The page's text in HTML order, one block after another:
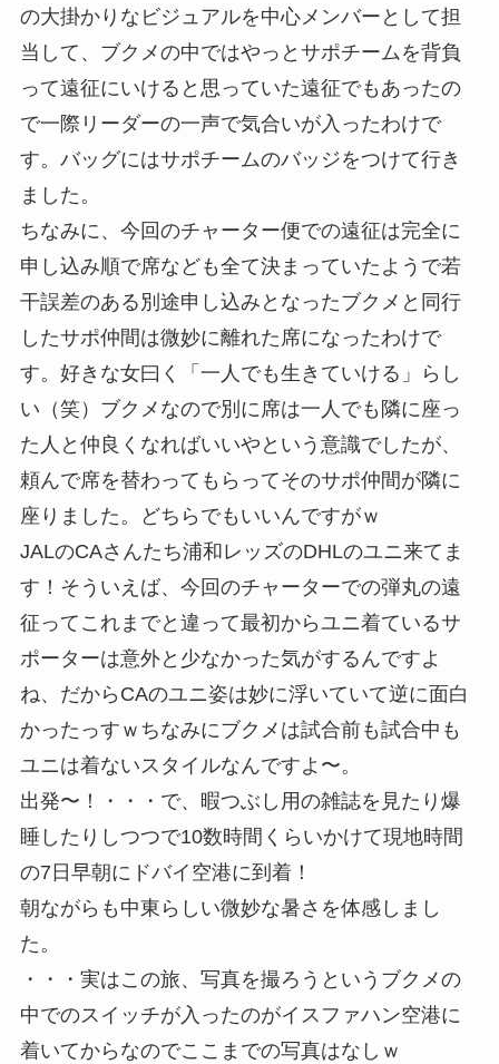
の大掛かりなビジュアルを中心メンバーとして担
当して、ブクメの中ではやっとサポチームを背負
って遠征にいけると思っていた遠征でもあったの
で一際リーダーの一声で気合いが入ったわけで
す。バッグにはサポチームのバッジをつけて行き
ました。
ちなみに、今回のチャーター便での遠征は完全に
申し込み順で席なども全て決まっていたようで若
干誤差のある別途申し込みとなったブクメと同行
したサポ仲間は微妙に離れた席になったわけで
す。好きな女曰く「一人でも生きていける」らし
い（笑）ブクメなので別に席は一人でも隣に座っ
た人と仲良くなればいいやという意識でしたが、
頼んで席を替わってもらってそのサポ仲間が隣に
座りました。どちらでもいいんですがｗ
JALのCAさんたち浦和レッズのDHLのユニ来てま
す！そういえば、今回のチャーターでの弾丸の遠
征ってこれまでと違って最初からユニ着ているサ
ポーターは意外と少なかった気がするんですよ
ね、だからCAのユニ姿は妙に浮いていて逆に面白
かったっすｗちなみにブクメは試合前も試合中も
ユニは着ないスタイルなんですよ〜。
出発〜！・・・で、暇つぶし用の雑誌を見たり爆
睡したりしつつで10数時間くらいかけて現地時間
の7日早朝にドバイ空港に到着！
朝ながらも中東らしい微妙な暑さを体感しまし
た。
・・・実はこの旅、写真を撮ろうというブクメの
中でのスイッチが入ったのがイスファハン空港に
着いてからなのでここまでの写真はなしｗ